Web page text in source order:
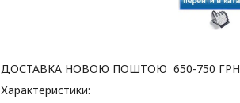
ДОСТАВКА НОВОЮ ПОШТОЮ 650-750 ГРН
Характеристики: